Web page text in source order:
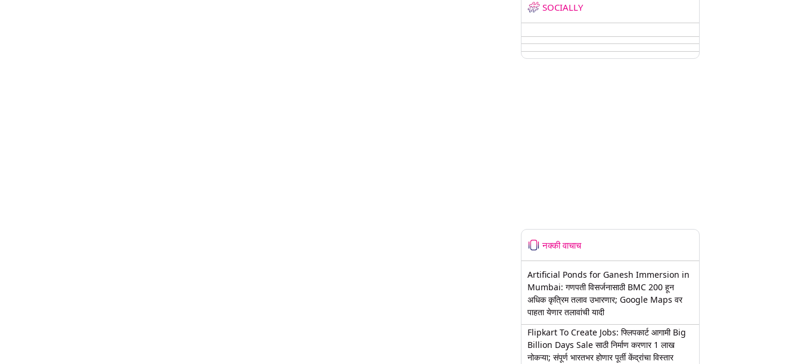
SOCIALLY
नक्की वाचाच
Artificial Ponds for Ganesh Immersion in
Mumbai: गणपती विसर्जनासाठी BMC 200 हून
अधिक कृत्रिम तलाव उभारणार; Google Maps वर
पाहता येणार तलावांची यादी
Flipkart To Create Jobs: फ्लिपकार्ट आगामी Big
Billion Days Sale साठी निर्माण करणार 1 लाख
नोकऱ्या; संपूर्ण भारतभर होणार पूर्ती केंद्रांचा विस्तार